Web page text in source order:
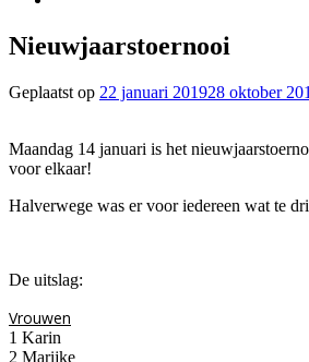
Nieuwjaarstoernooi
Geplaatst op 22 januari 201928 oktober
Maandag 14 januari is het
voor elkaar!
Halverwege was er voor iedereen wat te
De uitslag:
Vrouwen
1 Karin
2 Marijke